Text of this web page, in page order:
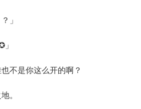
」
是你这么开的啊？
。